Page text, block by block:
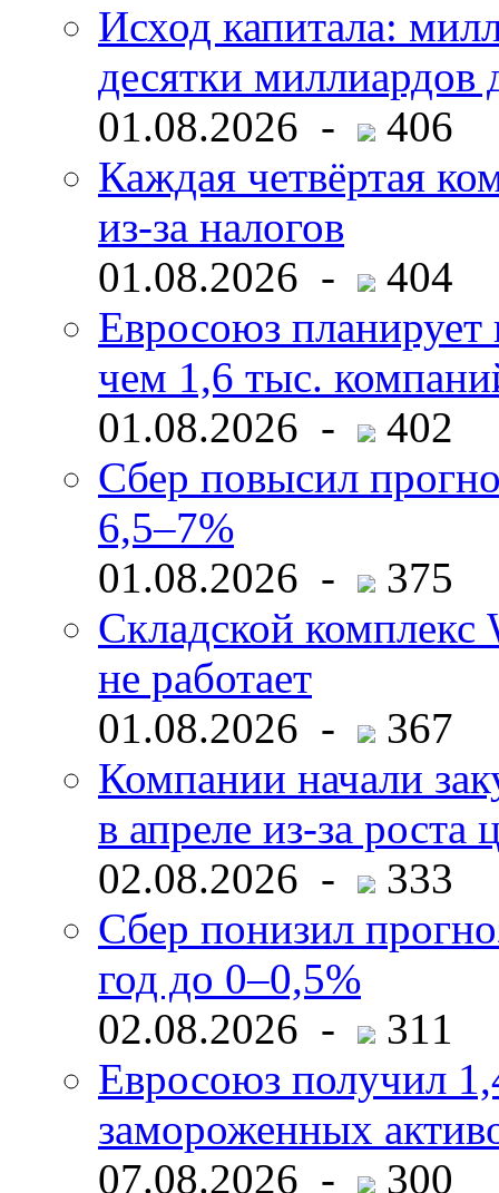
Исход капитала:
десятки миллиардов
01.08.2026 -
406
Каждая четвёртая
из-за налогов
01.08.2026 -
404
Евросоюз планирует
чем 1,6 тыс.
01.08.2026 -
402
Сбер повысил
6,5–7%
01.08.2026 -
375
Складской комплекс
не работает
01.08.2026 -
367
Компании начали
в апреле из-за роста
02.08.2026 -
333
Сбер понизил
год до 0–0,5%
02.08.2026 -
311
Евросоюз получил
замороженных
07.08.2026 -
300